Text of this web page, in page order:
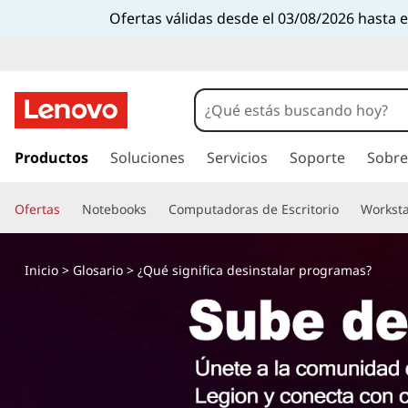
Ofertas válidas desde el 03/08/2026 hasta
r
c
o
Productos Soluciones Servicios Soporte
Ofertas Notebooks Computadoras de Escritorio
Inicio> Glosario> ¿Qué significa desinstalar programas?